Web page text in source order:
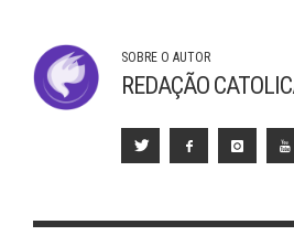
SOBRE O AUTOR
REDAÇÃO